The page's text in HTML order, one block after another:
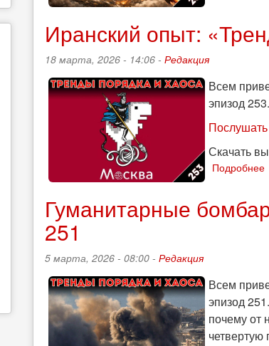
и
Иранский опыт:
18 марта, 2026 - 14:06 - Редакция
Всем
эпизод
Скачать
Подробнее
Гуманитарные
251
5 марта, 2026 - 08:00 - Редакция
Всем
эпизод
почему от